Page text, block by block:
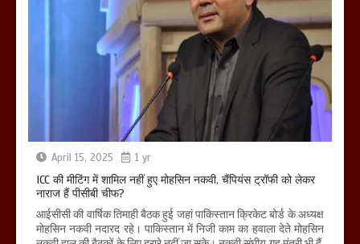
April 15, 2025 1 yr
ICC की मीटिंग में शामिल नहीं हुए मोहसिन नकवी, चैंपियंस ट्रॉफी को लेकर
नाराज हैं पीसीबी चीफ?
आईसीसी की वार्षिक तिमाही बैठक हुई जहां पाकिस्तान क्रिकेट बोर्ड के अध्यक्ष
मोहसिन नकवी नदारद रहे। पाकिस्तान में निजी काम का हवाला देते मोहसिन